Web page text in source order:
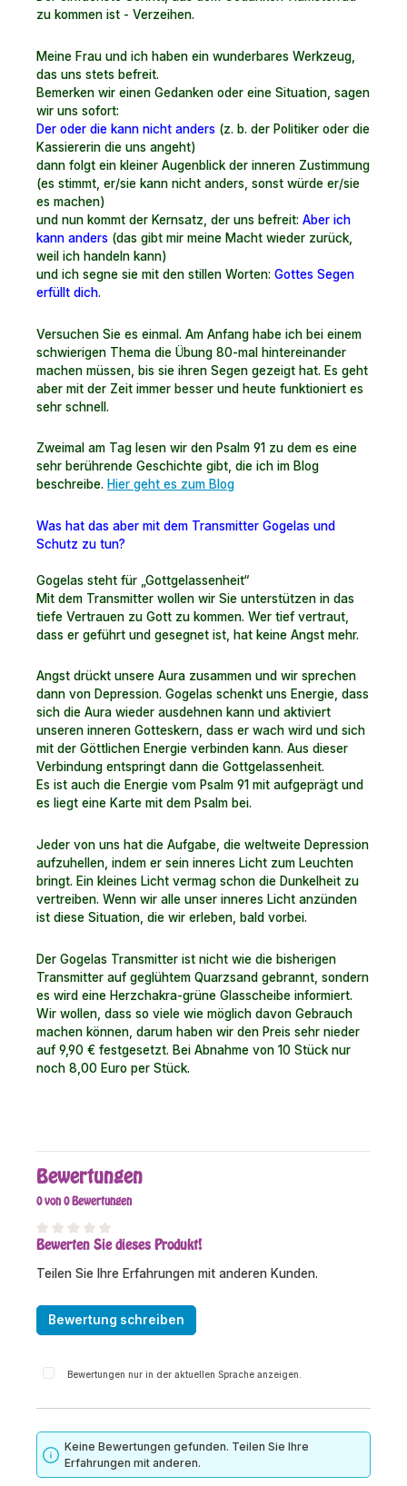
zu kommen ist - Verzeihen.
Meine Frau und ich haben ein wunderbares Werkzeug,
das uns stets befreit.
Bemerken wir einen Gedanken oder eine Situation, sagen
wir uns sofort:
Der oder die kann nicht anders (z. b. der Politiker oder die
Kassiererin die uns angeht)
dann folgt ein kleiner Augenblick der inneren Zustimmung
(es stimmt, er/sie kann nicht anders, sonst würde er/sie
es machen)
und nun kommt der Kernsatz, der uns befreit: Aber ich
kann anders (das gibt mir meine Macht wieder zurück,
weil ich handeln kann)
und ich segne sie mit den stillen Worten: Gottes Segen
erfüllt dich.
Versuchen Sie es einmal. Am Anfang habe ich bei einem
schwierigen Thema die Übung 80-mal hintereinander
machen müssen, bis sie ihren Segen gezeigt hat. Es geht
aber mit der Zeit immer besser und heute funktioniert es
sehr schnell.
Zweimal am Tag lesen wir den Psalm 91 zu dem es eine
sehr berührende Geschichte gibt, die ich im Blog
beschreibe. Hier geht es zum Blog
Was hat das aber mit dem Transmitter Gogelas und
Schutz zu tun?
Gogelas steht für „Gottgelassenheit“
Mit dem Transmitter wollen wir Sie unterstützen in das
tiefe Vertrauen zu Gott zu kommen. Wer tief vertraut,
dass er geführt und gesegnet ist, hat keine Angst mehr.
Angst drückt unsere Aura zusammen und wir sprechen
dann von Depression. Gogelas schenkt uns Energie, dass
sich die Aura wieder ausdehnen kann und aktiviert
unseren inneren Gotteskern, dass er wach wird und sich
mit der Göttlichen Energie verbinden kann. Aus dieser
Verbindung entspringt dann die Gottgelassenheit.
Es ist auch die Energie vom Psalm 91 mit aufgeprägt und
es liegt eine Karte mit dem Psalm bei.
Jeder von uns hat die Aufgabe, die weltweite Depression
aufzuhellen, indem er sein inneres Licht zum Leuchten
bringt. Ein kleines Licht vermag schon die Dunkelheit zu
vertreiben. Wenn wir alle unser inneres Licht anzünden
ist diese Situation, die wir erleben, bald vorbei.
Der Gogelas Transmitter ist nicht wie die bisherigen
Transmitter auf geglühtem Quarzsand gebrannt, sondern
es wird eine Herzchakra-grüne Glasscheibe informiert.
Wir wollen, dass so viele wie möglich davon Gebrauch
machen können, darum haben wir den Preis sehr nieder
auf 9,90 € festgesetzt. Bei Abnahme von 10 Stück nur
noch 8,00 Euro per Stück.
Bewertungen
0 von 0 Bewertungen
Durchschnittliche Bewertung von 0 von 5 Sternen
Bewerten Sie dieses Produkt!
Teilen Sie Ihre Erfahrungen mit anderen Kunden.
Bewertung schreiben
Bewertungen nur in der aktuellen Sprache anzeigen.
Keine Bewertungen gefunden. Teilen Sie Ihre
Erfahrungen mit anderen.